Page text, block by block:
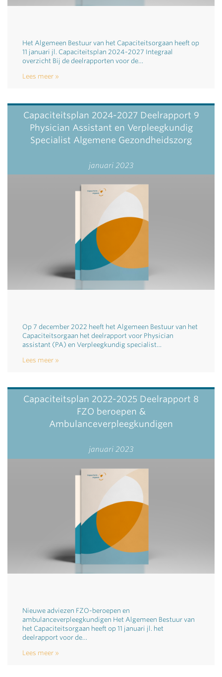
Het Algemeen Bestuur van het Capaciteitsorgaan heeft op
11 januari jl. Capaciteitsplan 2024-2027 Integraal
overzicht Bij de deelrapporten voor de…
Lees meer
Capaciteitsplan 2024-2027 Deelrapport 9
Physician Assistant en Verpleegkundig
Specialist Algemene Gezondheidszorg
januari 2023
Op 7 december 2022 heeft het Algemeen Bestuur van het
Capaciteitsorgaan het deelrapport voor Physician
assistant (PA) en Verpleegkundig specialist…
Lees meer
Capaciteitsplan 2022-2025 Deelrapport 8
FZO beroepen &
Ambulanceverpleegkundigen
januari 2023
Nieuwe adviezen FZO-beroepen en
ambulanceverpleegkundigen Het Algemeen Bestuur van
het Capaciteitsorgaan heeft op 11 januari jl. het
deelrapport voor de…
Lees meer